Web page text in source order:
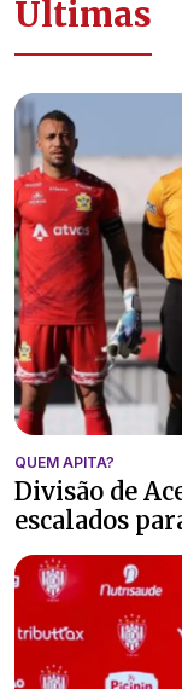
Últimas
QUEM APITA?
Divisão de
escalados